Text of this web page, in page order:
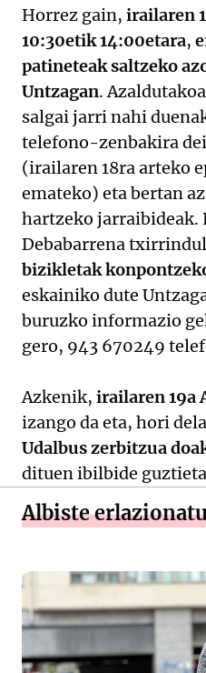
Horrez gain, irailaren
10:30etik 14:00etara,
patineteak saltzeko
Untzagan.
salgai jarri nahi
telefono-zenbakira
(irailaren 18ra arteko
emateko) eta bertan
hartzeko jarraibideak.
Debabarrena
bizikletak
eskainiko dute
buruzko informazio
gero, 943 670249
Azkenik, irailaren 19a
izango da eta, hori
Udalbus zerbitzua
dituen ibilbide
Albiste